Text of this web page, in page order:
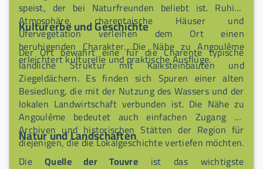
speist, der bei Naturfreunden beliebt ist. Ruhige
Atmosphäre, charentaische Häuser und
Ufervegetation verleihen dem Ort einen
beruhigenden Charakter. Die Nähe zu Angoulême
erleichtert kulturelle und praktische Ausflüge.
Kulturerbe und Geschichte
Der Ort bewahrt eine für die Charente typische
ländliche Struktur mit Kalksteinbauten und
Ziegeldächern. Es finden sich Spuren einer alten
Besiedlung, die mit der Nutzung des Wassers und der
lokalen Landwirtschaft verbunden ist. Die Nähe zu
Angoulême bedeutet auch einfachen Zugang zu
Archiven und historischen Stätten der Region für
diejenigen, die die Lokalgeschichte vertiefen möchten.
Natur und Landschaften
DieQuelle der Touvreist das wichtigste